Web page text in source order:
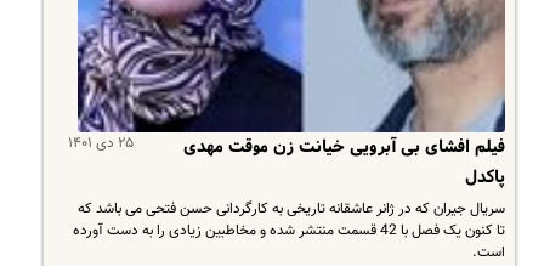
۲۵ دی ۱۴۰۱
فیلم افشای بی آبرویی خیانت زن موقت مهدی
پاکدل
سریال جیران که در ژانر عاشقانه تاریخی به کارگردانی حسن فتحی می باشد که
تا کنون یک فصل با 42 قسمت منتشر شده و مخاطبین زیادی را به دست آورده
است.